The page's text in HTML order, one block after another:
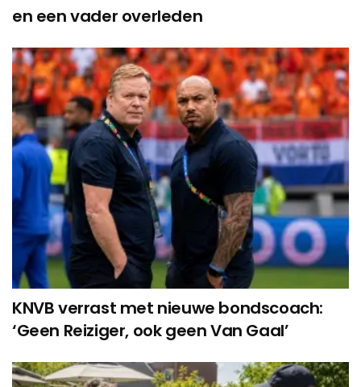
en een vader overleden
KNVB verrast met nieuwe bondscoach:
‘Geen Reiziger, ook geen Van Gaal’